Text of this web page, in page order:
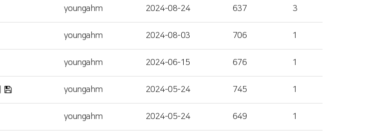
youngahm 2024-08-24 637 3
youngahm 2024-08-03 706 1
youngahm 2024-06-15 676 1
youngahm 2024-05-24 745 1
youngahm 2024-05-24 649 1